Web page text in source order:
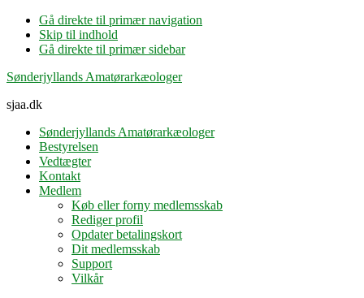
Gå direkte til primær navigation
Skip til indhold
Gå direkte til primær sidebar
Sønderjyllands Amatørarkæologer
sjaa.dk
Sønderjyllands Amatørarkæologer
Bestyrelsen
Vedtægter
Kontakt
Medlem
Køb eller forny medlemsskab
Rediger profil
Opdater betalingskort
Dit medlemsskab
Support
Vilkår